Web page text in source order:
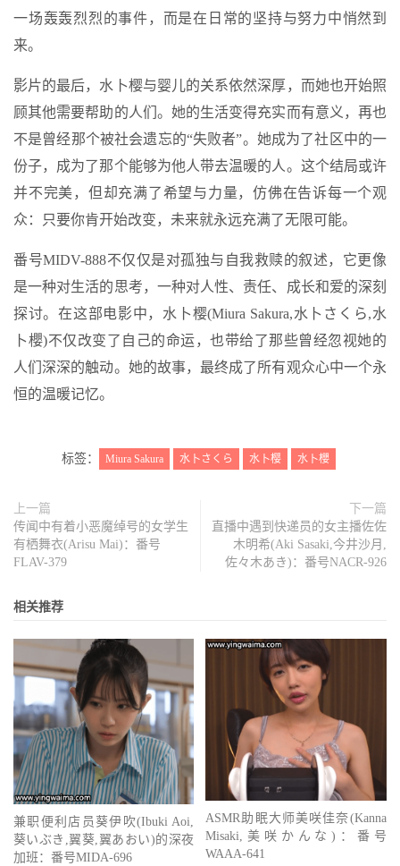
一场轰轰烈烈的事件，而是在日常的坚持与努力中悄然到
来。
影片的最后，水卜樱与婴儿的关系依然深厚，而她也开始照
顾其他需要帮助的人们。她的生活变得充实而有意义，再也
不是曾经那个被社会遗忘的“失败者”。她成为了社区中的一
份子，成为了那个能够为他人带去温暖的人。这个结局或许
并不完美，但却充满了希望与力量，仿佛在告诉每一个观
众：只要你肯开始改变，未来就永远充满了无限可能。
番号MIDV-888不仅仅是对孤独与自我救赎的叙述，它更像
是一种对生活的思考，一种对人性、责任、成长和爱的深刻
探讨。在这部电影中，水卜樱(Miura Sakura,水卜さくら,水
卜櫻)不仅改变了自己的命运，也带给了那些曾经忽视她的
人们深深的触动。她的故事，最终成了所有观众心中一个永
恒的温暖记忆。
标签： Miura Sakura 水卜さくら 水卜樱 水卜櫻
上一篇
传闻中有着小恶魔绰号的女学生
有栖舞衣(Arisu Mai)：番号
FLAV-379
下一篇
直播中遇到快递员的女主播佐佐
木明希(Aki Sasaki,今井沙月,
佐々木あき)：番号NACR-926
相关推荐
兼职便利店员葵伊吹(Ibuki Aoi,
葵いぶき,翼葵,翼あおい)的深夜
加班：番号MIDA-696
ASMR助眠大师美咲佳奈(Kanna
Misaki,美咲かんな)：番号
WAAA-641